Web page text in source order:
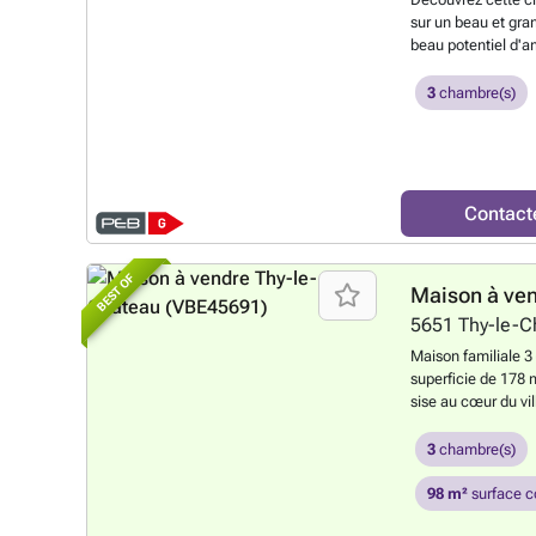
informations
à titre indicatif et
plus ?
sur un beau et
beau potentiel
: un hall d’entrée
(douche, lavabo
un espace
d'entrée, un
lumineux. Le
plusieurs
et d’un beau
de 3 chambres
aérienne -
conviendra
souhaitant
électrique non
de 240.000 €. En
3 chambre(s)
BEST OF Maison à
5651 Thy-le-
Maison familiale 3
superficie de 178
sise au cœur du
d'informations et
518.948 – ###
certains visuels
incluant
3 chambre(s)
98 m² surface